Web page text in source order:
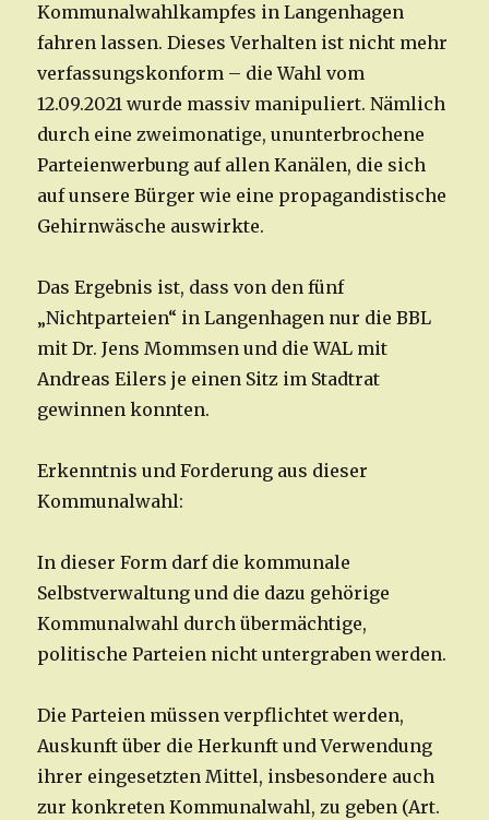
Kommunalwahlkampfes in Langenhagen
fahren lassen. Dieses Verhalten ist nicht mehr
verfassungskonform – die Wahl vom
12.09.2021 wurde massiv manipuliert. Nämlich
durch eine zweimonatige, ununterbrochene
Parteienwerbung auf allen Kanälen, die sich
auf unsere Bürger wie eine propagandistische
Gehirnwäsche auswirkte.
Das Ergebnis ist, dass von den fünf
„Nichtparteien“ in Langenhagen nur die BBL
mit Dr. Jens Mommsen und die WAL mit
Andreas Eilers je einen Sitz im Stadtrat
gewinnen konnten.
Erkenntnis und Forderung aus dieser
Kommunalwahl:
In dieser Form darf die kommunale
Selbstverwaltung und die dazu gehörige
Kommunalwahl durch übermächtige,
politische Parteien nicht untergraben werden.
Die Parteien müssen verpflichtet werden,
Auskunft über die Herkunft und Verwendung
ihrer eingesetzten Mittel, insbesondere auch
zur konkreten Kommunalwahl, zu geben (Art.